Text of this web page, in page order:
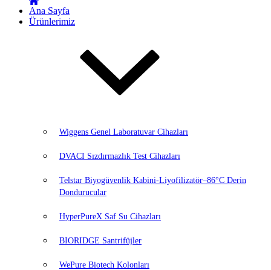
Ana Sayfa
Ürünlerimiz
Wiggens Genel Laboratuvar Cihazları
DVACI Sızdırmazlık Test Cihazları
Telstar Biyogüvenlik Kabini-Liyofilizatör–86°C Derin
Dondurucular
HyperPureX Saf Su Cihazları
BIORIDGE Santrifüjler
WePure Biotech Kolonları